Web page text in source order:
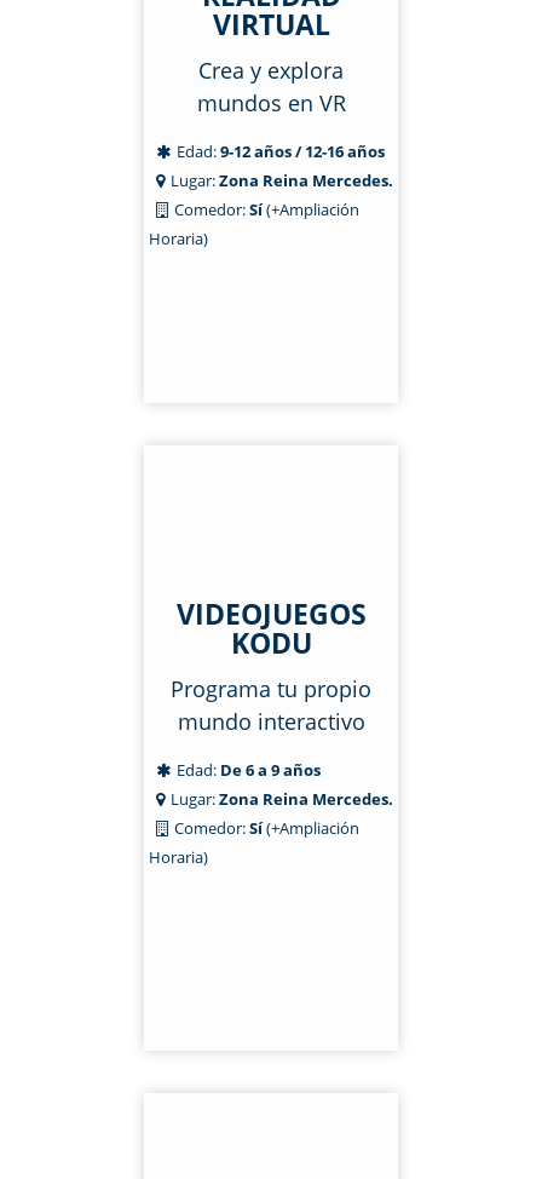
VIRTUAL
Crea y explora
mundos en VR
Edad:9-12 años / 12-16 años
Lugar:Zona Reina Mercedes.
Comedor:Sí(+Ampliación
Horaria)
VIDEOJUEGOS
KODU
Programa tu propio
mundo interactivo
Edad: De 6 a 9 años
Lugar:Zona Reina Mercedes.
Comedor:Sí(+Ampliación
Horaria)